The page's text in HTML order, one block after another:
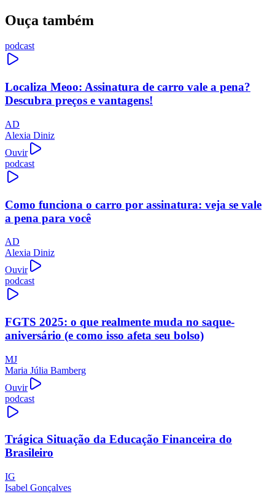
Ouça também
podcast
Localiza Meoo: Assinatura de carro vale a pena?
Descubra preços e vantagens!
AD
Alexia Diniz
Ouvir
podcast
Como funciona o carro por assinatura: veja se vale
a pena para você
AD
Alexia Diniz
Ouvir
podcast
FGTS 2025: o que realmente muda no saque-
aniversário (e como isso afeta seu bolso)
MJ
Maria Júlia Bamberg
Ouvir
podcast
Trágica Situação da Educação Financeira do
Brasileiro
IG
Isabel Gonçalves